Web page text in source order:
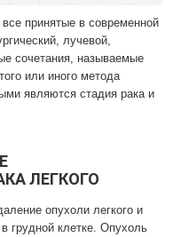
принятые в современной
лучевой,
сочетания, называемые
или иного метода
являются стадия рака и
ЛЕГКОГО
опухоли легкого и
грудной клетке. Опухоль